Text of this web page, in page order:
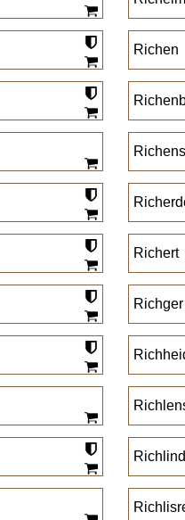
Richen
Richert
Richger
Richlind